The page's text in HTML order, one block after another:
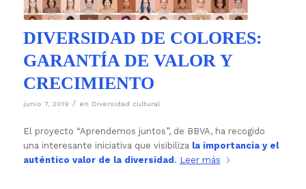
DIVERSIDAD DE COLORES:
GARANTÍA DE VALOR Y
CRECIMIENTO
junio 7, 2019 / en Diversidad cultural
El proyecto “Aprendemos juntos”, de BBVA, ha recogido
una interesante iniciativa que visibiliza la importancia y el
auténtico valor de la diversidad. Leer más